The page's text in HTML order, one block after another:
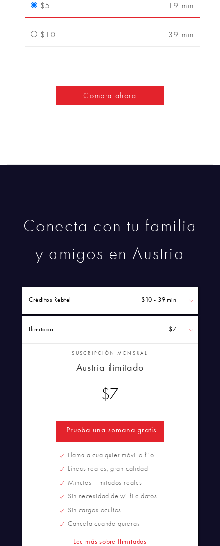
$5 19 min
$10 39 min
Compra ahora
Conecta con tu familia
y amigos en Austria
Créditos Rebtel $10 - 39 min
Ilimitado $7
SUSCRIPCIÓN MENSUAL
Austria ilimitado
$7
Prueba una semana gratis
Llama a cualquier móvil o fijo
Líneas reales, gran calidad
Minutos ilimitados reales
Sin necesidad de wi-fi o datos
Sin cargos ocultos
Cancela cuando quieras
Lee más sobre Ilimitados